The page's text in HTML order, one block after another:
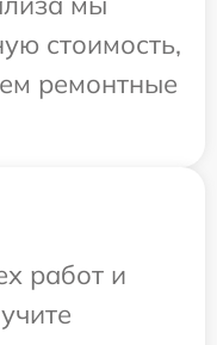
стоимость,
ремонтные
работ и